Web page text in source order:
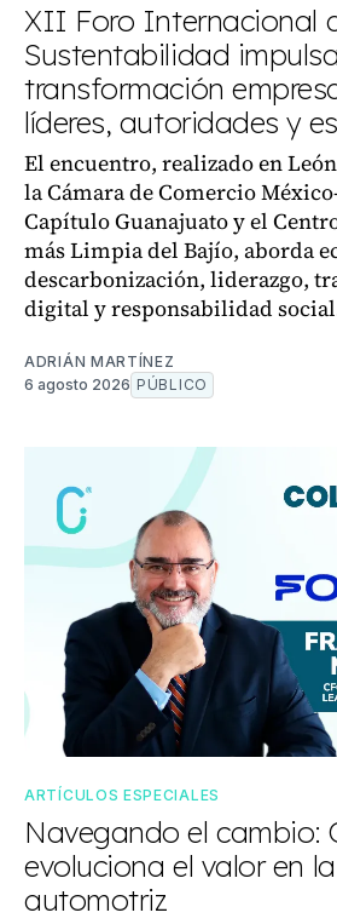
XII Foro Internacional
Sustentabilidad
transformación
líderes, autoridades y
El encuentro, realizado en
la Cámara de Comercio
Capítulo Guanajuato y el
más Limpia del Bajío, aborda
descarbonización, liderazgo,
digital y responsabilidad
ADRIÁN MARTÍNEZ
6 agosto 2026 PÚBLICO
ARTÍCULOS ESPECIALES
Navegando el cambio:
evoluciona el valor en
automotriz